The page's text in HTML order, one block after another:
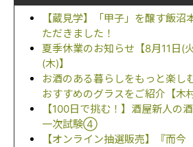
【蔵見学】「甲子」を醸す飯沼
ただきました！
夏季休業のお知らせ【8月11日(
(木)】
お酒のある暮らしをもっと楽し
おすすめのグラスをご紹介【木
【100日で挑む！】酒屋新人の
一次試験④
【オンライン抽選販売】『